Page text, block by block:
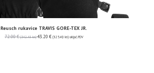
Reusch rukavice TRAVIS GORE-TEX JR.
72.00€ (542.48 kn) 43.20 € (325.49 kn) uključ. PDV